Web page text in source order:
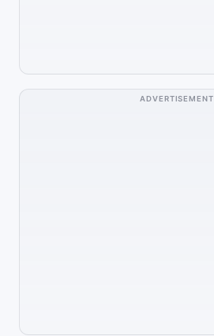
ADVERTISEMENT